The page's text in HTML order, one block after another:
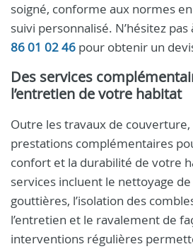
soigné, conforme aux normes en
suivi personnalisé. N’hésitez
86 01 02 46 pour obtenir un
Des services
l’entretien de votre habitat
Outre les travaux de
prestations complémentaires
confort et la durabilité de votre
services incluent le nettoyage
gouttières, l’isolation des
l’entretien et le ravalement de
interventions régulières